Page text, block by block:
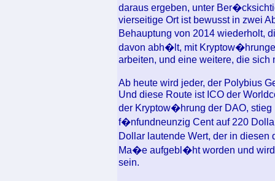
daraus ergeben, unter
vierseitige Ort ist bewusst in zwei
Behauptung von 2014 wiederholt,
davon abh�lt, mit
arbeiten, und eine weitere, die sich
Ab heute wird jeder, der Polybius
Und diese Route ist ICO der
der Kryptow�hrung der DAO,
f�nfundneunzig Cent auf 220
Dollar lautende Wert, der in
Ma�e aufgebl�ht worden und
sein.